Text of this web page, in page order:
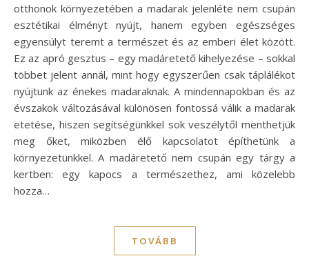
otthonok környezetében a madarak jelenléte nem csupán
esztétikai élményt nyújt, hanem egyben egészséges
egyensúlyt teremt a természet és az emberi élet között.
Ez az apró gesztus – egy madáretető kihelyezése – sokkal
többet jelent annál, mint hogy egyszerűen csak táplálékot
nyújtunk az énekes madaraknak. A mindennapokban és az
évszakok változásával különösen fontossá válik a madarak
etetése, hiszen segítségünkkel sok veszélytől menthetjük
meg őket, miközben élő kapcsolatot építhetünk a
környezetünkkel. A madáretető nem csupán egy tárgy a
kertben: egy kapocs a természethez, ami közelebb
hozza…
TOVÁBB